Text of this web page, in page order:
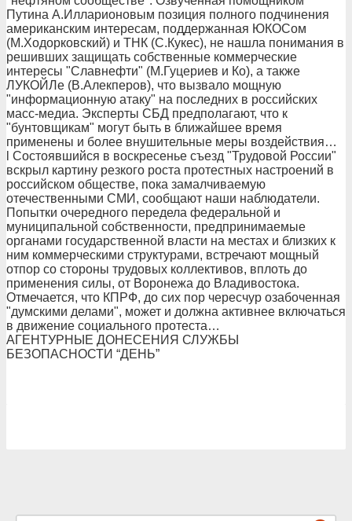
Путина А.Илларионовым позиция полного подчинения
американским интересам, поддержанная ЮКОСом
(М.Ходорковский) и ТНК (С.Кукес), не нашла понимания в
решивших защищать собственные коммерческие
интересы "Славнефти" (М.Гуцериев и Ко), а также
ЛУКОЙЛе (В.Алекперов), что вызвало мощную
"информационную атаку" на последних в российских
масс-медиа. Эксперты СБД предполагают, что к
"бунтовщикам" могут быть в ближайшее время
применены и более внушительные меры воздействия…
l Состоявшийся в воскресенье съезд "Трудовой России"
вскрыл картину резкого роста протестных настроений в
российском обществе, пока замалчиваемую
отечественными СМИ, сообщают наши наблюдатели.
Попытки очередного передела федеральной и
муниципальной собственности, предпринимаемые
органами государственной власти на местах и близких к
ним коммерческими структурами, встречают мощный
отпор со стороны трудовых коллективов, вплоть до
применения силы, от Воронежа до Владивостока.
Отмечается, что КПРФ, до сих пор чересчур озабоченная
"думскими делами", может и должна активнее включаться
в движение социального протеста…
АГЕНТУРНЫЕ ДОНЕСЕНИЯ СЛУЖБЫ
БЕЗОПАСНОСТИ “ДЕНЬ”